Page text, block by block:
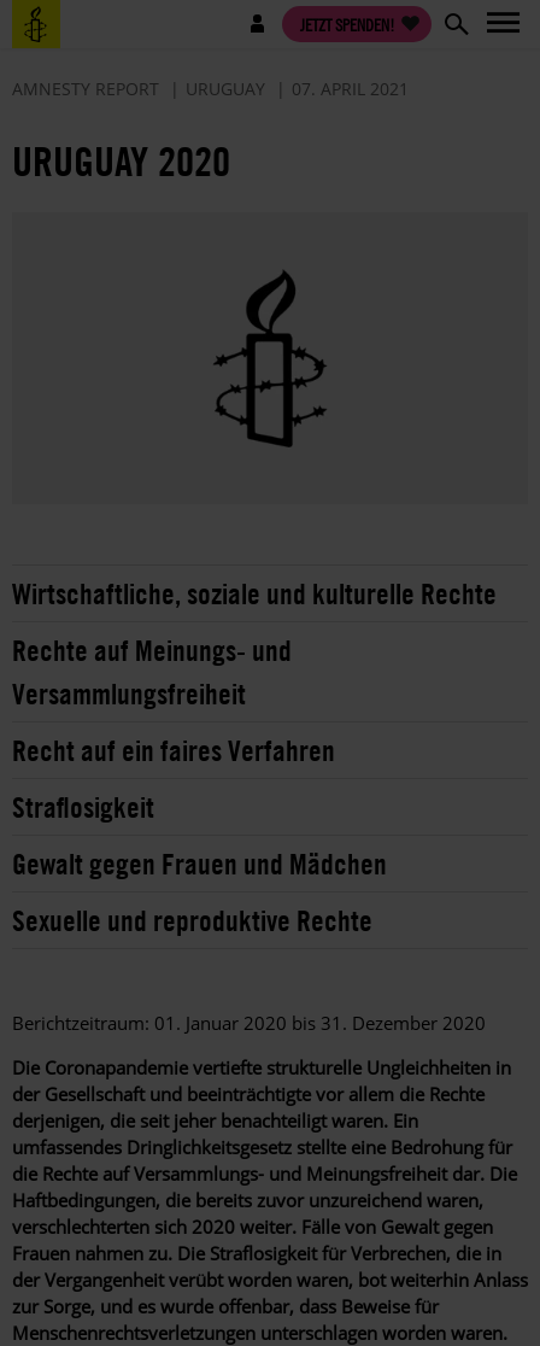
Direkt
zum
Benutzermenü JETZT SPENDEN!
AMNESTY REPORT URUGUAY 07. APRIL 2021
URUGUAY 2020
Wirtschaftliche, soziale und kulturelle Rechte
Rechte auf Meinungs- und
Versammlungsfreiheit
Recht auf ein faires Verfahren
Straflosigkeit
Gewalt gegen Frauen und Mädchen
Sexuelle und reproduktive Rechte
Berichtzeitraum: 01. Januar 2020 bis 31. Dezember 2020
Die Coronapandemie vertiefte strukturelle Ungleichheiten in
der Gesellschaft und beeinträchtigte vor allem die Rechte
derjenigen, die seit jeher benachteiligt waren. Ein
umfassendes Dringlichkeitsgesetz stellte eine Bedrohung für
die Rechte auf Versammlungs- und Meinungsfreiheit dar. Die
Haftbedingungen, die bereits zuvor unzureichend waren,
verschlechterten sich 2020 weiter. Fälle von Gewalt gegen
Frauen nahmen zu. Die Straflosigkeit für Verbrechen, die in
der Vergangenheit verübt worden waren, bot weiterhin Anlass
zur Sorge, und es wurde offenbar, dass Beweise für
Menschenrechtsverletzungen unterschlagen worden waren.